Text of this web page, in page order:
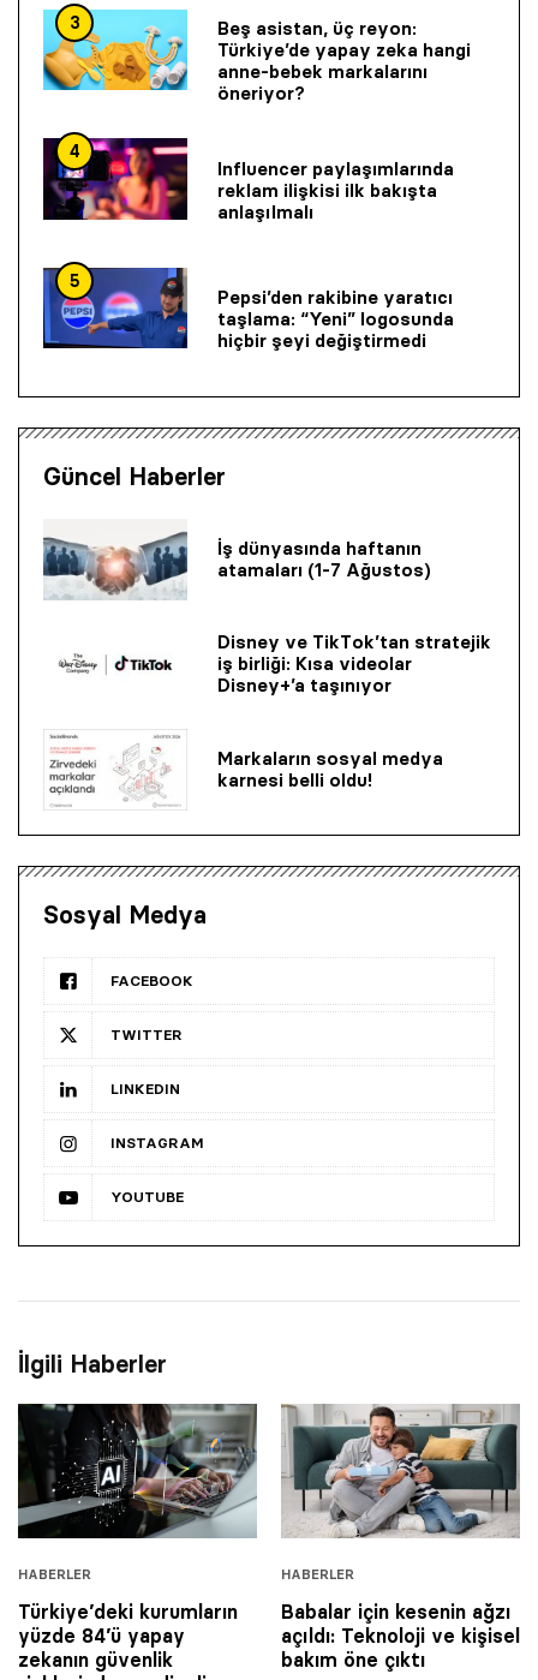
3
Beş asistan, üç reyon:
Türkiye’de yapay zeka hangi
anne-bebek markalarını
öneriyor?
4
Influencer paylaşımlarında
reklam ilişkisi ilk bakışta
anlaşılmalı
5
Pepsi’den rakibine yaratıcı
taşlama: “Yeni” logosunda
hiçbir şeyi değiştirmedi
Güncel Haberler
İş dünyasında haftanın
atamaları (1-7 Ağustos)
Disney ve TikTok’tan stratejik
iş birliği: Kısa videolar
Disney+’a taşınıyor
Markaların sosyal medya
karnesi belli oldu!
Sosyal Medya
FACEBOOK
TWITTER
LINKEDIN
INSTAGRAM
YOUTUBE
İlgili Haberler
HABERLER
Türkiye’deki kurumların
yüzde 84’ü yapay
zekanın güvenlik
HABERLER
Babalar için kesenin ağzı
açıldı: Teknoloji ve kişisel
bakım öne çıktı
© 2001 Rota Yayın Yapım Tanıtım Tic. Ltd. Şti. Bu Sitede Bulunan
Yazı Ve Çizimlerin Her Hakkı Saklıdır.
Asquared WordPress Agency tarafından tasarlanmış ve
kodlanmıştır.